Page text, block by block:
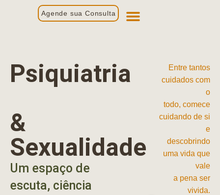
Agende sua Consulta
Psiquiatria
&
Sexualidade
Um espaço de
escuta, ciência
Entre tantos
cuidados com
o
todo, comece
cuidando de si
e
descobrindo
uma vida que
vale
a pena ser
vivida.